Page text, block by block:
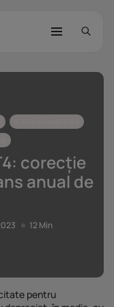
încredere
corecție
anual de
12 Min
pentru